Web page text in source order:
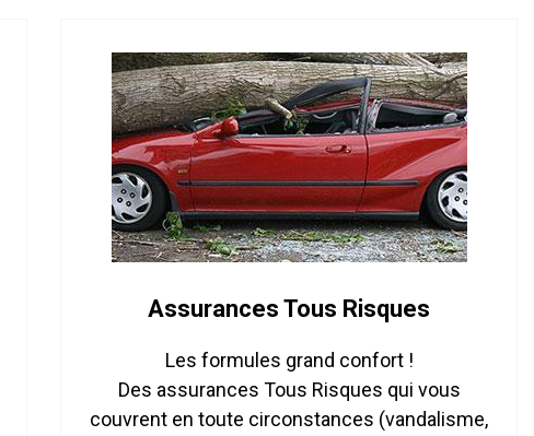
Assurances Tous Risques
Les formules grand confort !
Des assurances Tous Risques qui vous
couvrent en toute circonstances (vandalisme,